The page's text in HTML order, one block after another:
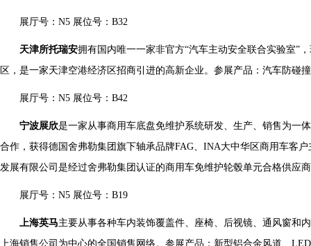
展厅号：N5 展位号：B32
天津所托瑞安拥有国内唯一一家非官方“汽车主动安全联合实验室”
区，是一家天津空港经济区招商引进的高新企业。参展产品：汽车防碰
展厅号：N5 展位号：B42
宁波展欣是一家从事商用车底盘免维护系统研发、生产、销售为一
合作，获得德国舍弗勒集团旗下轴承品牌FAG、INA大中华区商用车客
发展有限公司是经过舍弗勒集团认证的商用车免维护轮毂单元合格供应
展厅号：N5 展位号：B19
上海英马主要从事各种车内装饰覆盖件、座椅、后视镜、通风窗和
上海销售公司为中心的全国销售网络。参展产品：新型铝合金风道、